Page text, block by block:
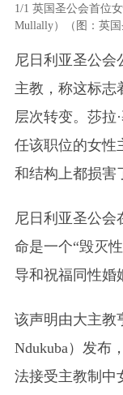
1/1 英国圣公会首位
Mullally）（图：英国
尼日利亚圣公会
主教，称这标志
层次转变。莎拉
任该职位的女性
和结构上都损害
尼日利亚圣公会
命是一个“毁灭
导和祝福同性婚
该声明由大主教
Ndukuba）发布
法接受主教制中